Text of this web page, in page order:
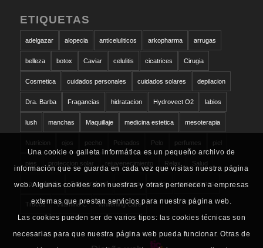
ETIQUETAS
adelgazar alopecia anticeluliticos arkopharma arrugas
belleza botox Caviar celulitis cicatrices Cirugia
Cosmetica cuidados personales cuidados solares depilacion
Dra. Barba Fragancias hidratacion Hydrovect O2 labios
lush manchas Maquillaje medicina estetica mesoterapia
Nutricion ojos pecho Peinados Pelo perfumes piel
pies proteccion solar rejuvenecimiento Relax Salud
san valentin Schwarzkopf solares sudor tratamientos
Trucos vitamina C Whitening Care
Una cookie o galleta informática es un pequeño archivo de
información que se guarda en cada vez que visitas nuestra página
web. Algunas cookies son nuestras y otras pertenecen a empresas
externas que prestan servicios para nuestra página web.
Las cookies pueden ser de varios tipos: las cookies técnicas son
necesarias para que nuestra página web pueda funcionar. Otras de